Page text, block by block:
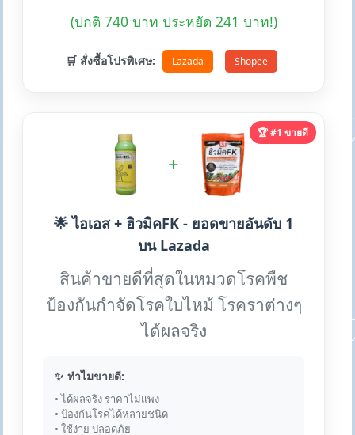
(ปกติ 740 บาท ประหยัด 241 บาท!)
🛒 สั่งซื้อโปรพิเศษ: Lazada Shopee
🏆 #1 ขายดี
+
🌟 ไอเอส + ฮิวมิคFK - ยอดขายอันดับ 1
บน Lazada
สินค้าขายดีที่สุดในหมวดโรคพืช
ป้องกันกำจัดโรคใบไหม้ โรคราต่างๆ
ได้ผลจริง
✨ ทำไมขายดี:
• ได้ผลจริง ราคาไม่แพง
• ป้องกันโรคได้หลายชนิด
• ใช้ง่าย ปลอดภัย